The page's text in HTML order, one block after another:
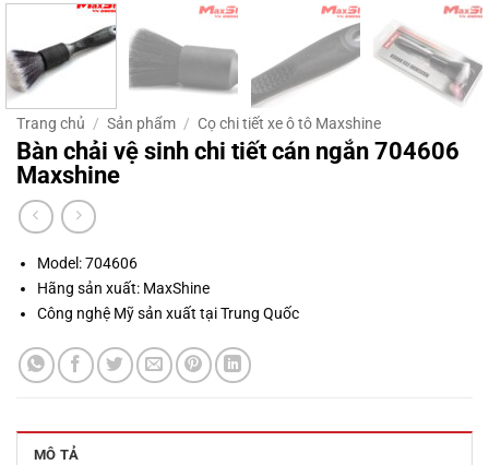
Trang chủ / Sản phẩm / Cọ chi tiết xe ô tô Maxshine
Bàn chải vệ sinh chi tiết cán ngắn 704606
Maxshine
Model: 704606
Hãng sản xuất: MaxShine
Công nghệ Mỹ sản xuất tại Trung Quốc
MÔ TẢ